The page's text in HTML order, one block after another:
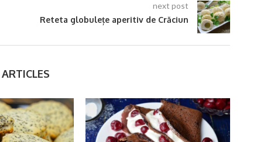
next post
Reteta globulețe aperitiv de Crăciun